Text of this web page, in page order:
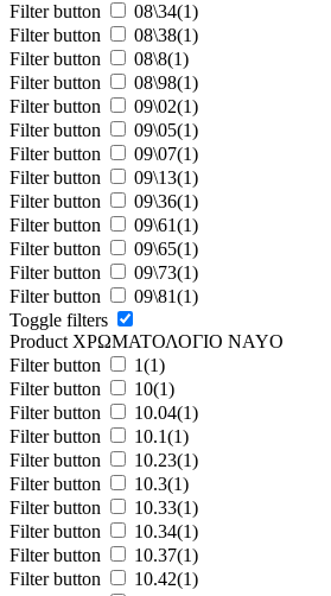
Filter button
08\34(1)
Filter button
08\38(1)
Filter button
08\8(1)
Filter button
08\98(1)
Filter button
09\02(1)
Filter button
09\05(1)
Filter button
09\07(1)
Filter button
09\13(1)
Filter button
09\36(1)
Filter button
09\61(1)
Filter button
09\65(1)
Filter button
09\73(1)
Filter button
09\81(1)
Toggle filters
Product ΧΡΩΜΑΤΟΛΟΓΙΟ NAYO
Filter button
1(1)
Filter button
10(1)
Filter button
10.04(1)
Filter button
10.1(1)
Filter button
10.23(1)
Filter button
10.3(1)
Filter button
10.33(1)
Filter button
10.34(1)
Filter button
10.37(1)
Filter button
10.42(1)